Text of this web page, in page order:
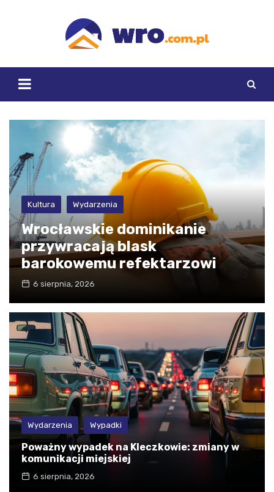
Kultura Wydarzenia
Wrocławskie dominikanie
przywracają blask
barokowemu refektarzowi
6 sierpnia, 2026
Wydarzenia Wypadki
Poważny wypadek na Kleczkowie: zmiany w
komunikacji miejskiej
6 sierpnia, 2026